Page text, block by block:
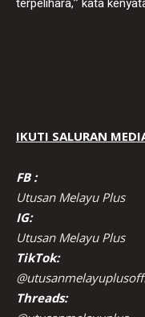
IKUTI SALURAN
FB :
Utusan Melayu Plus
IG:
Utusan Melayu Plus
TikTok:
Threads: